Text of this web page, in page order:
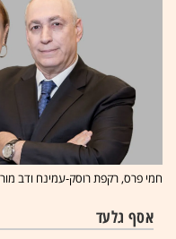
חמי פרס, רקפת רוסק-עמינח ודב
אסף גלעד